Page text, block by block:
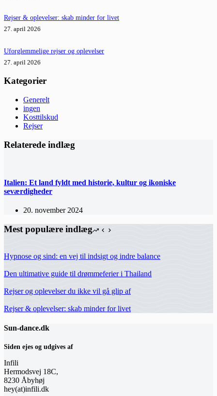
Rejser & oplevelser: skab minder for livet
27. april 2026
Uforglemmelige rejser og oplevelser
27. april 2026
Kategorier
Generelt
ingen
Kosttilskud
Rejser
Relaterede indlæg
Italien: Et land fyldt med historie, kultur og ikoniske
seværdigheder
20. november 2024
Mest populære indlæg
Hypnose og sind: en vej til indsigt og indre balance
Den ultimative guide til drømmeferier i Thailand
Rejser og oplevelser du ikke vil gå glip af
Rejser & oplevelser: skab minder for livet
Sun-dance.dk
Siden ejes og udgives af
Infili
Hermodsvej 18C,
8230 Åbyhøj
hey(at)infili.dk